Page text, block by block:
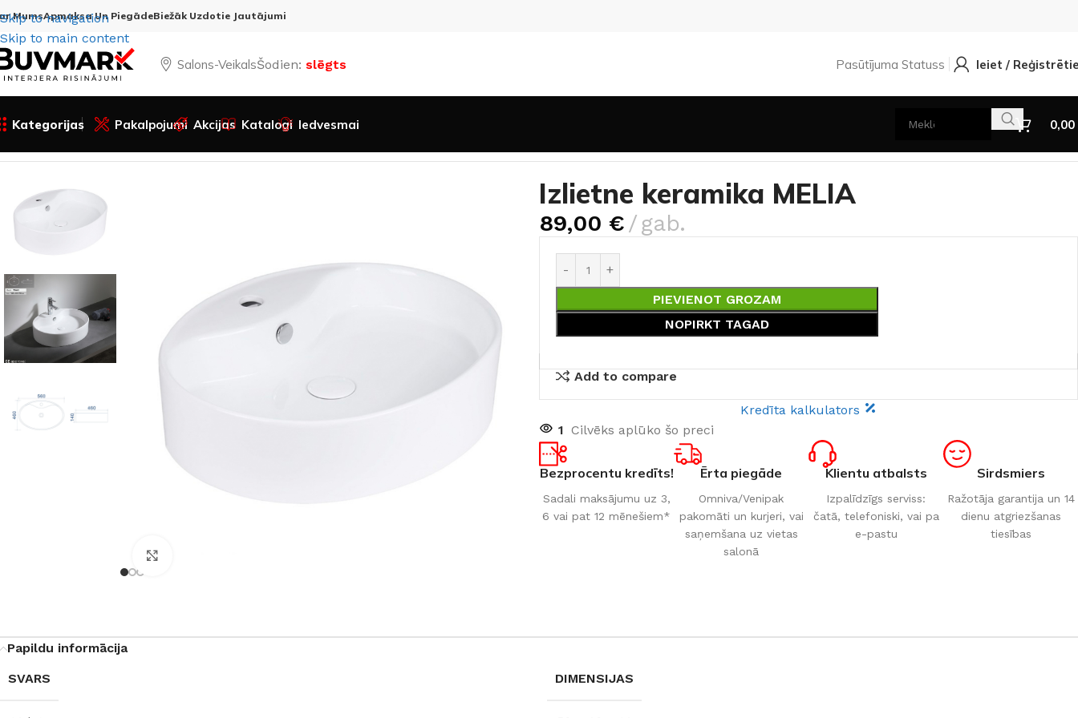
Skip to navigation
Skip to main content
MumsApmaksa Un PiegādeBiežāk Uzdotie Jautājumi
Salons-VeikalsŠodien: slēgts Pasūtījuma Statuss Ieiet /
Kategorijas Pakalpojumi Akcijas Katalogi Iedvesmai
0,00
Izlietne keramika MELIA
89,00 € gab.
PIEVIENOT GROZAM
NOPIRKT TAGAD
Add to compare
Kredīta kalkulators
1 Cilvēks aplūko šo preci
Bezprocentu kredīts!
Sadali maksājumu uz 3,
6 vai pat 12 mēnešiem*
Ērta piegāde
Omniva/Venipak
pakomāti un kurjeri, vai
saņemšana uz vietas
salonā
Klientu atbalsts
Izpalīdzīgs serviss:
čatā, telefoniski, vai pa
e-pastu
Sirdsmiers
Ražotāja garantija un 14
dienu atgriezšanas
tiesības
Papildu informācija
SVARS
DIMENSIJAS